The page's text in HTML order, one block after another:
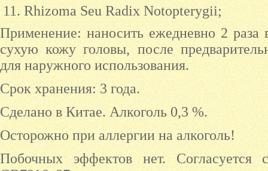
Rhizoma Seu Radix Notopterygii;
Применение: наносить ежедневно 2
сухую кожу головы, после
для наружного использования.
Срок хранения: 3 года.
Сделано в Китае. Алкоголь 0,3 %.
Осторожно при аллергии на алкоголь!
Побочных эффектов нет. Согласуется